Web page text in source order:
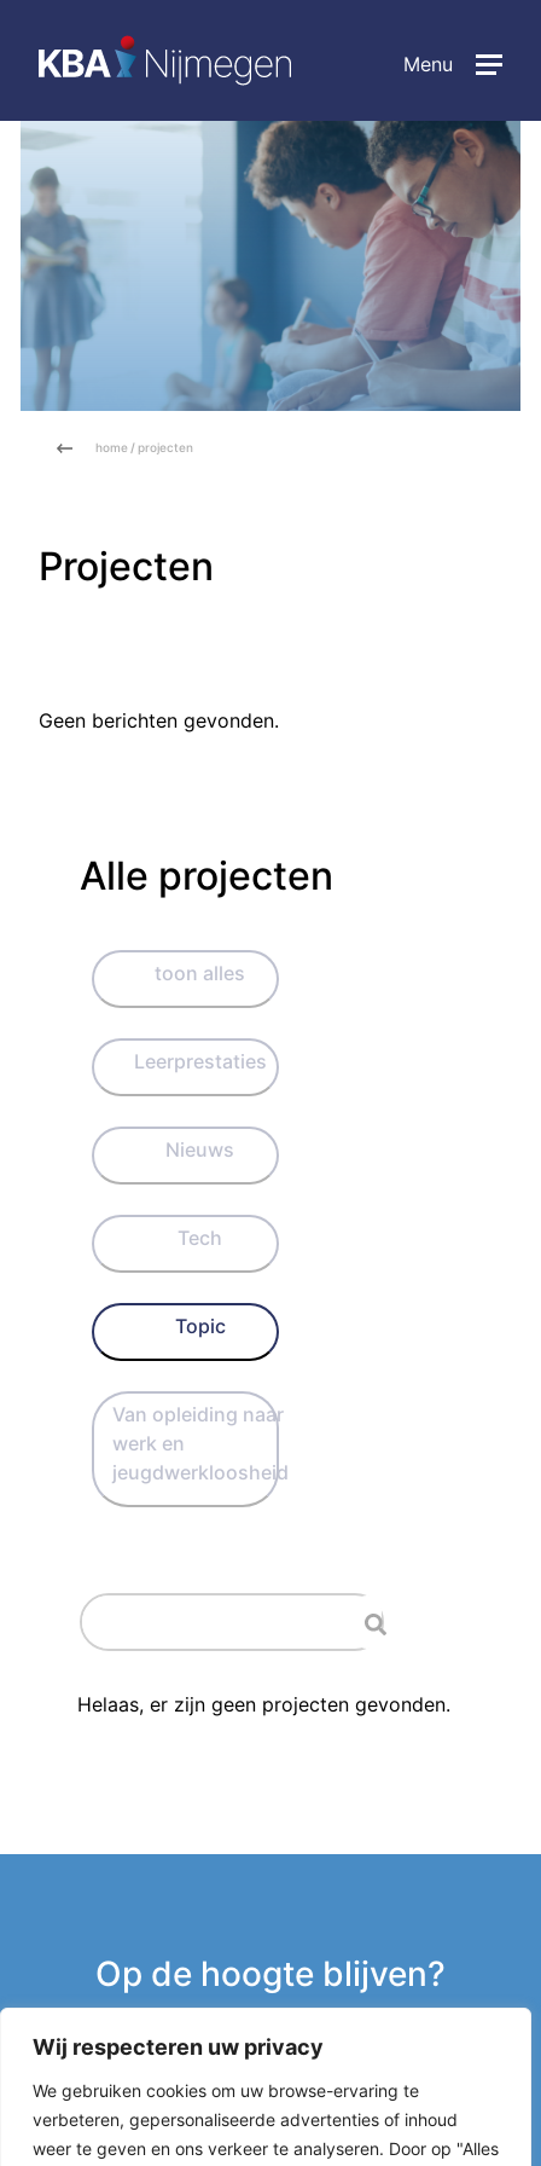
Wij respecteren uw privacy
We gebruiken cookies om uw browse-ervaring te
verbeteren, gepersonaliseerde advertenties of inhoud
weer te geven en ons verkeer te analyseren. Door op "Alles
Menu
home / projecten
Projecten
Geen berichten gevonden.
Alle projecten
toon alles
Leerprestaties
Nieuws
Tech
Topic
Van opleiding naar
werk en
jeugdwerkloosheid
Helaas, er zijn geen projecten gevonden.
Op de hoogte blijven?
Inschrijven nieuwsbrief